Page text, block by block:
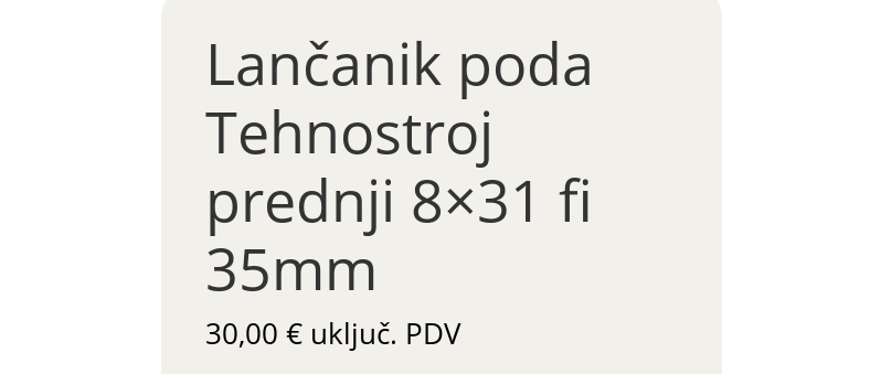
Lančanik poda
Tehnostroj
prednji 8×31 fi
35mm
30,00 € uključ. PDV